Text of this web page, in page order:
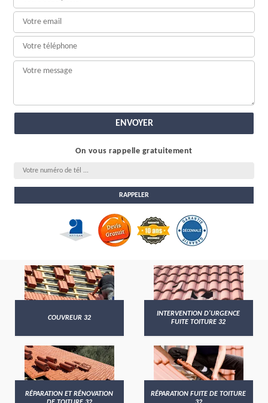
On vous rappelle gratuitement
COUVREUR 32
INTERVENTION D'URGENCE
FUITE TOITURE 32
RÉPARATION ET RÉNOVATION
RÉPARATION FUITE DE TOITURE